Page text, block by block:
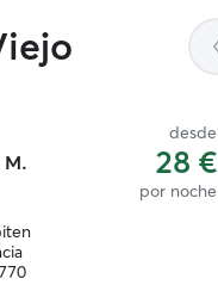
M.
desde
28 €
por noche